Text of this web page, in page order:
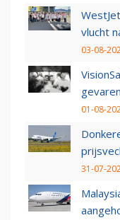
vlucht
03-08-
01-08-
31-07-